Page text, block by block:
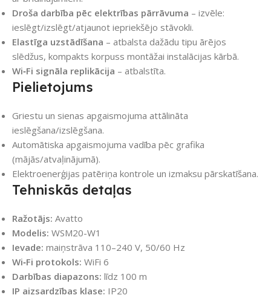
Droša darbība pēc elektrības pārrāvuma – izvēle:
ieslēgt/izslēgt/atjaunot iepriekšējo stāvokli.
Elastīga uzstādīšana – atbalsta dažādu tipu ārējos
slēdžus, kompakts korpuss montāžai instalācijas kārbā.
Wi‑Fi signāla replikācija – atbalstīta.
Pielietojums
Griestu un sienas apgaismojuma attālināta
ieslēgšana/izslēgšana.
Automātiska apgaismojuma vadība pēc grafika
(mājās/atvaļinājumā).
Elektroenerģijas patēriņa kontrole un izmaksu pārskatīšana.
Tehniskās detaļas
Ražotājs: Avatto
Modelis: WSM20-W1
Ievade: maiņstrāva 110–240 V, 50/60 Hz
Wi‑Fi protokols: WiFi 6
Darbības diapazons: līdz 100 m
IP aizsardzības klase: IP20